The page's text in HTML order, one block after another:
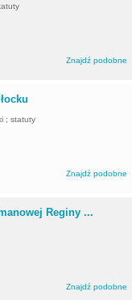
Znajdź podobne
; statuty
Znajdź podobne
Reginy ...
Znajdź podobne